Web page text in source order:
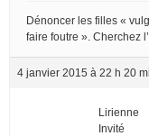
Dénoncer les filles «
faire foutre ». Cherchez
4 janvier 2015 à 22 h 20
Lirienne
Invité